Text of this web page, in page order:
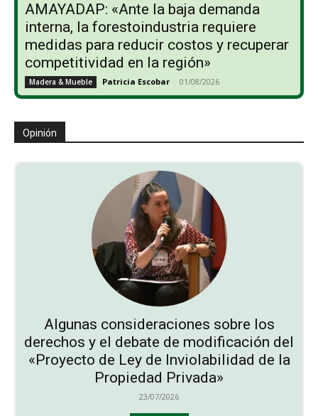
AMAYADAP: «Ante la baja demanda
interna, la forestoindustria requiere
medidas para reducir costos y recuperar
competitividad en la región»
Madera & Mueble Patricia Escobar - 01/08/2026
Opinión
Algunas consideraciones sobre los
derechos y el debate de modificación del
«Proyecto de Ley de Inviolabilidad de la
Propiedad Privada»
23/07/2026